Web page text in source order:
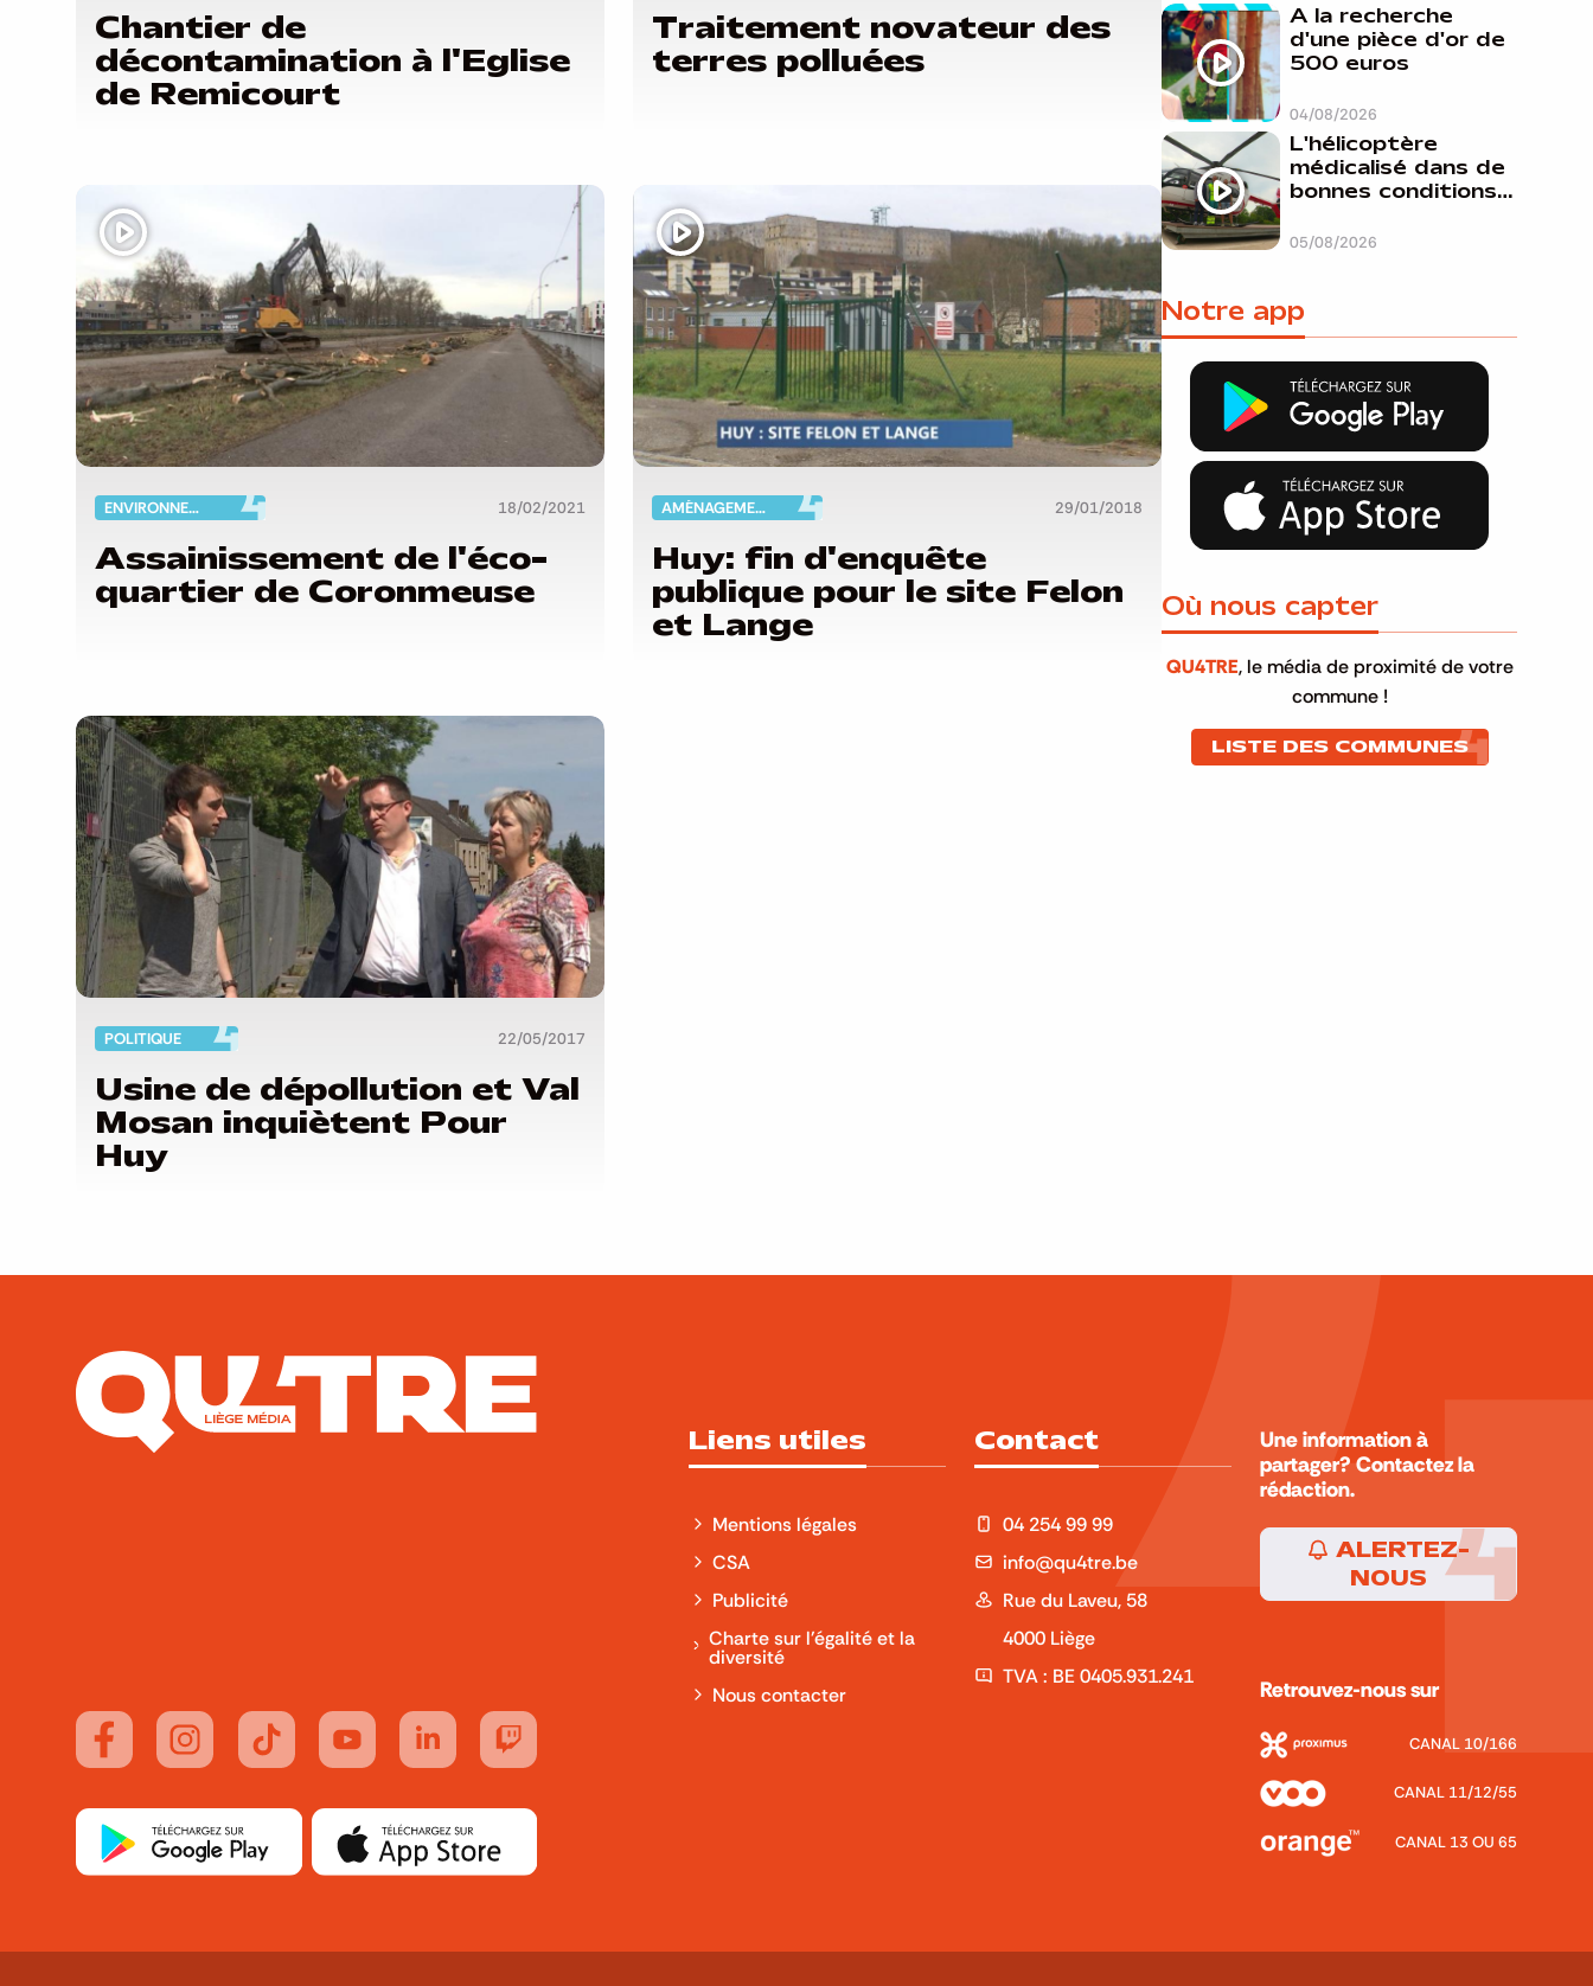
Chantier de
décontamination à l'Eglise
de Remicourt
Traitement novateur des
terres polluées
ENVIRONNEMENT 18/02/2021
Assainissement de l'éco-
quartier de Coronmeuse
AMÉNAGEMENT DU TERRITOIRE 29/01/2018
Huy: fin d'enquête
publique pour le site Felon
et Lange
POLITIQUE 22/05/2017
Usine de dépollution et Val
Mosan inquiètent Pour
Huy
04/08/2026
A la recherche
d'une pièce d'or de
500 euros
05/08/2026
L'hélicoptère
médicalisé dans de
bonnes conditions à
Notre app
Où nous capter
QU4TRE, le média de proximité de votre
commune !
LISTE DES COMMUNES
Suivez-nous sur FaceBook
Suivez-nous sur Instagram
Suivez-nous sur TikTok
Suivez-nous sur YouTube
Suivez-nous sur LinkedIn
Suivez-nous sur Twitch
Liens utiles
Mentions légales
CSA
Publicité
Charte sur l'égalité et la
diversité
Nous contacter
Contact
04 254 99 99
info@qu4tre.be
Rue du Laveu, 58
4000 Liège
TVA : BE 0405.931.241
Une information à
partager? Contactez la
rédaction.
ALERTEZ-
NOUS
Retrouvez-nous sur
CANAL 10/166
CANAL 11/12/55
CANAL 13 OU 65